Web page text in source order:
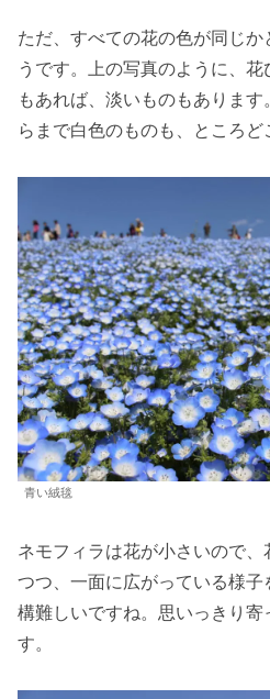
ただ、すべての花の色が同じ
うです。上の写真のように、
もあれば、淡いものもありま
らまで白色のものも、ところど
青い絨毯
ネモフィラは花が小さいので
つつ、一面に広がっている様
構難しいですね。思いっきり
す。